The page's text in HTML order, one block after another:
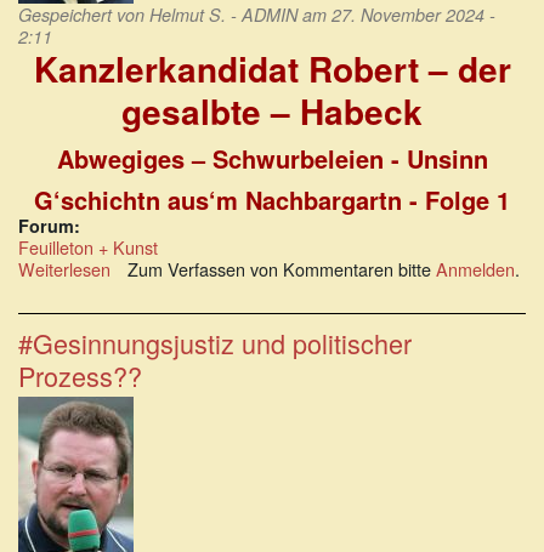
Gespeichert von Helmut S. - ADMINam 27. November 2024 -
2:11
Kanzlerkandidat Robert – der
gesalbte – Habeck
Abwegiges – Schwurbeleien - Unsinn
G‘schichtn aus‘m Nachbargartn - Folge 1
Forum:
Feuilleton + Kunst
Weiterlesen über
Robert
–
der
gesalbte
–
Habeck
Zum Verfassen von Kommentaren bitteAnmelden.
#Gesinnungsjustiz und politischer
Prozess??